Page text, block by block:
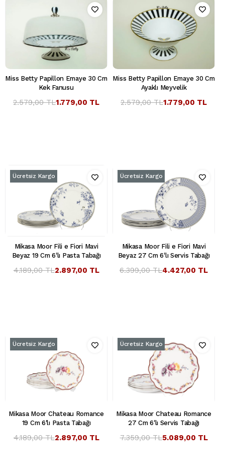
Miss Betty Papillon Emaye 30 Cm
Kek Fanusu
1.779,00 TL
2.579,00 TL
Miss Betty Papillon Emaye 30 Cm
Ayaklı Meyvelik
1.779,00 TL
2.579,00 TL
Mikasa Moor Fili e Fiori Mavi
Beyaz 19 Cm 6'lı Pasta Tabağı
2.897,00 TL
4.189,00 TL
Ücretsiz Kargo
Mikasa Moor Fili e Fiori Mavi
Beyaz 27 Cm 6'lı Servis Tabağı
4.427,00 TL
6.399,00 TL
Ücretsiz Kargo
Mikasa Moor Chateau Romance
19 Cm 6'lı Pasta Tabağı
2.897,00 TL
4.189,00 TL
Ücretsiz Kargo
Mikasa Moor Chateau Romance
27 Cm 6'lı Servis Tabağı
5.089,00 TL
7.359,00 TL
Ücretsiz Kargo